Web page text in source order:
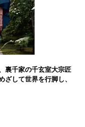
裏千家の千玄室大宗匠
して世界を行脚し、